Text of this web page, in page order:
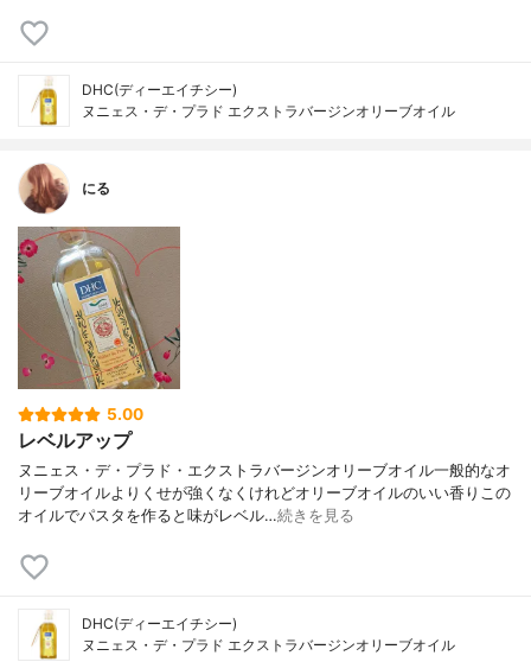
DHC(ディーエイチシー)
ヌニェス・デ・プラド エクストラバージンオリーブオイル
にる
5.00
レベルアップ
ヌニェス・デ・プラド・エクストラバージンオリーブオイル一般的なオ
リーブオイルよりくせが強くなくけれどオリーブオイルのいい香りこの
オイルでパスタを作ると味がレベル…続きを見る
DHC(ディーエイチシー)
ヌニェス・デ・プラド エクストラバージンオリーブオイル